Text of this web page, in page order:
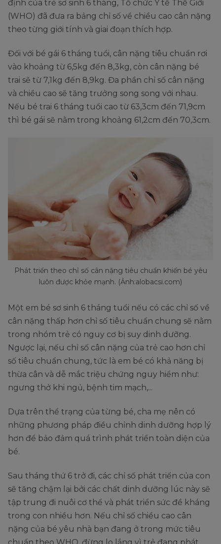
định của trẻ sơ sinh 6 tháng, Tổ chức Y tế Thế Giới
(WHO) đã đưa ra bảng chỉ số về chiều cao cân nặng
theo từng giới tính và giai đoạn thích hợp.
Đối với bé gái 6 tháng tuổi, cân nặng tiêu chuẩn rơi
vào khoảng từ 6,5kg đến 8,3kg, còn cân nặng bé
trai sẽ từ 7,1kg đến 8,9kg. Đa phần chỉ số cân nặng
và chiều cao sẽ tăng trưởng song song với nhau.
Nếu bé trai 6 tháng tuổi cao từ 63,3cm đến 71,9cm
thì bé gái sẽ nằm trong khoảng 61,2cm đến 70,3cm.
Phát triển theo chỉ số cân nặng tiêu chuẩn khiến bé yêu
luôn được khỏe mạnh. (Ảnh:alobacsi.com)
Một em bé sơ sinh 6 tháng tuổi nếu có các chỉ số về
cân nặng thấp hơn chỉ số tiêu chuẩn chung sẽ nằm
trong nhóm trẻ có nguy cơ bị suy dinh dưỡng.
Ngược lại, nếu chỉ số cân nặng của trẻ cao hơn chỉ
số tiêu chuẩn chung, tức là em bé có khả năng bị
thừa cân và dễ mắc triệu chứng nguy hiểm như:
ngưng thở khi ngủ, bệnh tim mạch,...
Dựa trên thể trạng của từng bé, cha mẹ nên có
những phương pháp điều chỉnh dinh dưỡng hợp lý
hơn để bảo đảm quá trình phát triển toàn diện của
bé.
Sau tháng thứ 6 trở đi, các chỉ số phát triển của con
sẽ tăng chậm lại bởi các chất dinh dưỡng lúc này sẽ
tập trung đi nuôi cơ thể và phát triển sức đề kháng
trong con nhiều hơn. Nếu chỉ số chiều cao cân
nặng của bé yêu nhà bạn đang ở trong mức tiêu